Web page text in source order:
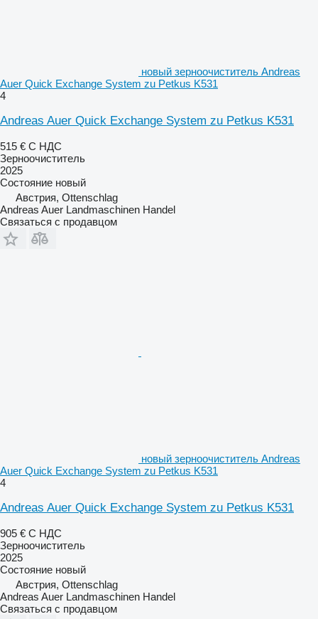
новый зерноочиститель Andreas
Auer Quick Exchange System zu Petkus K531
4
Andreas Auer Quick Exchange System zu Petkus K531
515 € С НДС
Зерноочиститель
2025
Состояние новый
Австрия, Ottenschlag
Andreas Auer Landmaschinen Handel
Связаться с продавцом
новый зерноочиститель Andreas
Auer Quick Exchange System zu Petkus K531
4
Andreas Auer Quick Exchange System zu Petkus K531
905 € С НДС
Зерноочиститель
2025
Состояние новый
Австрия, Ottenschlag
Andreas Auer Landmaschinen Handel
Связаться с продавцом